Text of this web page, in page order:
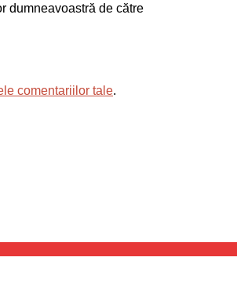
dumneavoastră de către
comentariilor tale.